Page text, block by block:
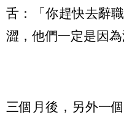
舌：「你趕快去辭
澀，他們一定是因
三個月後，另外一